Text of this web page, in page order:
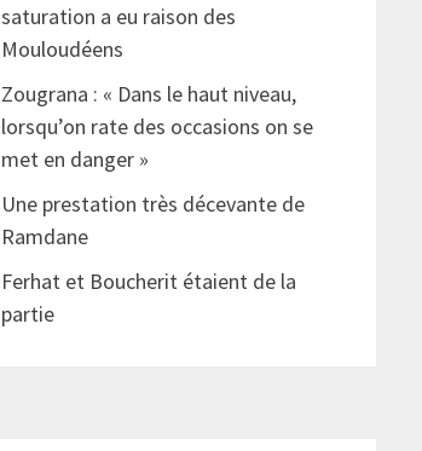
saturation a eu raison des
Mouloudéens
Zougrana : « Dans le haut niveau,
lorsqu’on rate des occasions on se
met en danger »
Une prestation très décevante de
Ramdane
Ferhat et Boucherit étaient de la
partie